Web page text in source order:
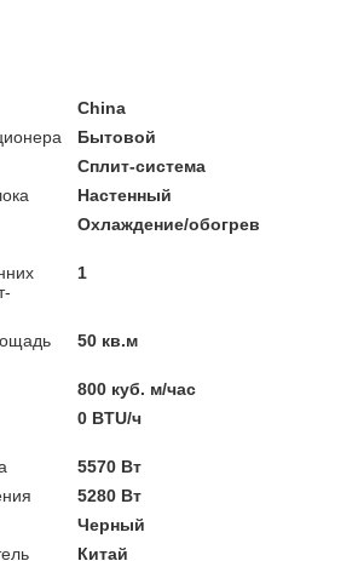
China
Бытовой
Сплит-система
Настенный
Охлаждение/обогрев
1
50 кв.м
800 куб. м/час
0 BTU/ч
5570 Вт
5280 Вт
Черный
Китай